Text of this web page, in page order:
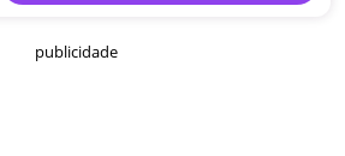
publicidade